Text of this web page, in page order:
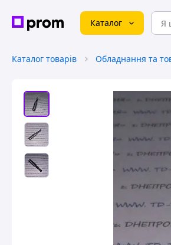
Каталог
Каталог товарів